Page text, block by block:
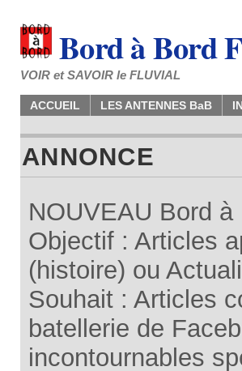
Bord à Bord
VOIR et SAVOIR le FLUVIAL
ACCUEIL LES ANTENNES BaB
ANNONCE
NOUVEAU Bord
Objectif : Articles
(histoire) ou
Souhait : Articles
batellerie de
incontournables